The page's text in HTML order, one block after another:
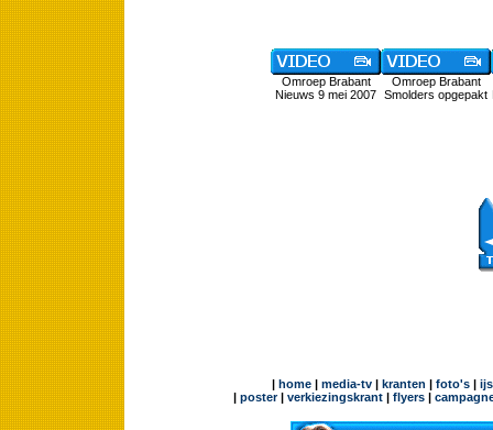
Omroep Brabant
Nieuws 9 mei 2007
Omroep Brabant
Smolders opgepakt
| home| media-tv| kranten | foto's|
| poster| verkiezingskrant | flyers |